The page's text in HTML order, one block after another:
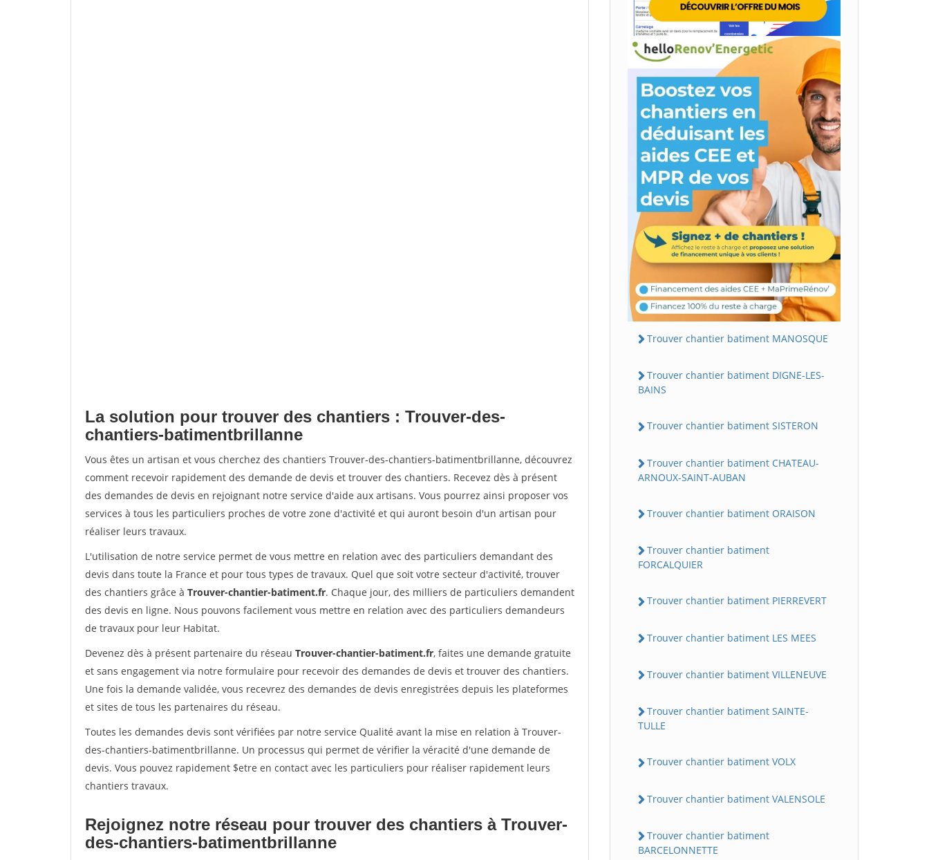
La solution pour trouver des chantiers : Trouver-des-
chantiers-batimentbrillanne
Vous êtes un artisan et vous cherchez des chantiers Trouver-des-chantiers-batimentbrillanne, découvrez
comment recevoir rapidement des demande de devis et trouver des chantiers. Recevez dès à présent
des demandes de devis en rejoignant notre service d'aide aux artisans. Vous pourrez ainsi proposer vos
services à tous les particuliers proches de votre zone d'activité et qui auront besoin d'un artisan pour
réaliser leurs travaux.
L'utilisation de notre service permet de vous mettre en relation avec des particuliers demandant des
devis dans toute la France et pour tous types de travaux. Quel que soit votre secteur d'activité, trouver
des chantiers grâce à Trouver-chantier-batiment.fr. Chaque jour, des milliers de particuliers demandent
des devis en ligne. Nous pouvons facilement vous mettre en relation avec des particuliers demandeurs
de travaux pour leur Habitat.
Devenez dès à présent partenaire du réseau Trouver-chantier-batiment.fr, faites une demande gratuite
et sans engagement via notre formulaire pour recevoir des demandes de devis et trouver des chantiers.
Une fois la demande validée, vous recevrez des demandes de devis enregistrées depuis les plateformes
et sites de tous les partenaires du réseau.
Toutes les demandes devis sont vérifiées par notre service Qualité avant la mise en relation à Trouver-
des-chantiers-batimentbrillanne. Un processus qui permet de vérifier la véracité d'une demande de
devis. Vous pouvez rapidement $etre en contact avec les particuliers pour réaliser rapidement leurs
chantiers travaux.
Rejoignez notre réseau pour trouver des chantiers à Trouver-
des-chantiers-batimentbrillanne
Trouver chantier batiment MANOSQUE
Trouver chantier batiment DIGNE-LES-
BAINS
Trouver chantier batiment SISTERON
Trouver chantier batiment CHATEAU-
ARNOUX-SAINT-AUBAN
Trouver chantier batiment ORAISON
Trouver chantier batiment
FORCALQUIER
Trouver chantier batiment PIERREVERT
Trouver chantier batiment LES MEES
Trouver chantier batiment VILLENEUVE
Trouver chantier batiment SAINTE-
TULLE
Trouver chantier batiment VOLX
Trouver chantier batiment VALENSOLE
Trouver chantier batiment
BARCELONNETTE